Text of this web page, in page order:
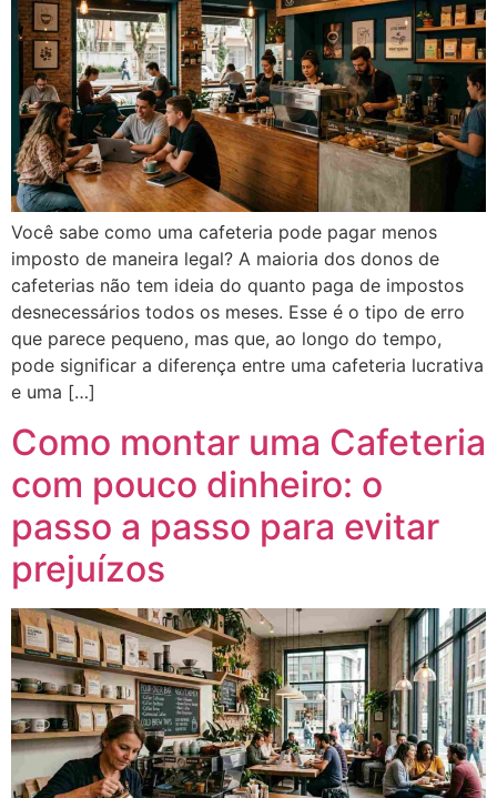
Você sabe como uma cafeteria pode pagar menos
imposto de maneira legal? A maioria dos donos de
cafeterias não tem ideia do quanto paga de impostos
desnecessários todos os meses. Esse é o tipo de erro
que parece pequeno, mas que, ao longo do tempo,
pode significar a diferença entre uma cafeteria lucrativa
e uma […]
Como montar uma Cafeteria
com pouco dinheiro: o
passo a passo para evitar
prejuízos